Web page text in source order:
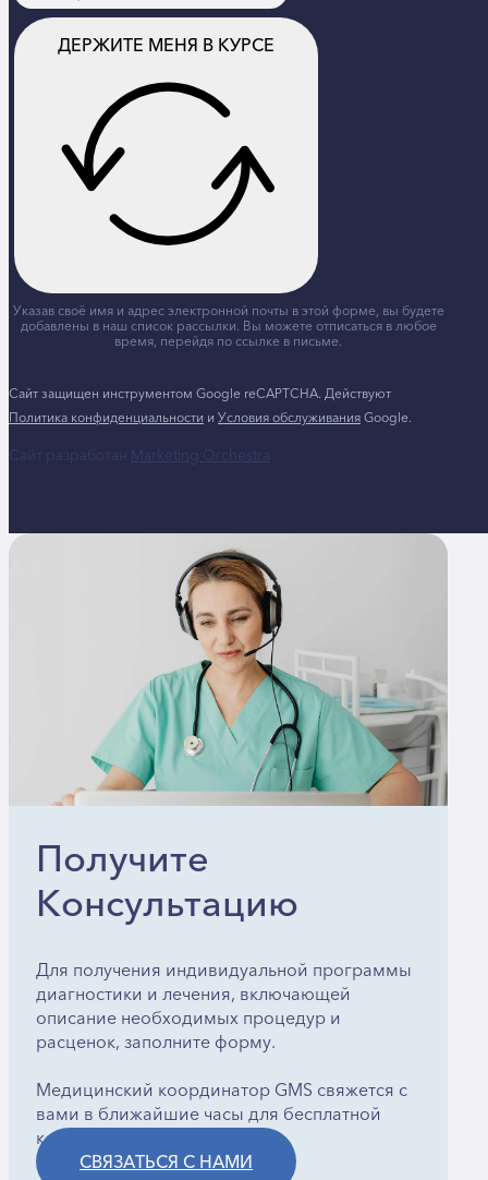
ДЕРЖИТЕ МЕНЯ В КУРСЕ
Указав своё имя и адрес электронной почты в этой форме, вы будете
добавлены в наш список рассылки. Вы можете отписаться в любое
время, перейдя по ссылке в письме.
Сайт защищен инструментом Google reCAPTCHA. Действуют
Политика конфиденциальностииУсловия обслуживанияGoogle.
Сайт разработан Marketing Orchestra
Получите
Консультацию
Для получения индивидуальной программы
диагностики и лечения, включающей
описание необходимых процедур и
расценок, заполните форму.
Медицинский координатор GMS свяжется с
вами в ближайшие часы для бесплатной
консультации.
СВЯЗАТЬСЯ С НАМИ